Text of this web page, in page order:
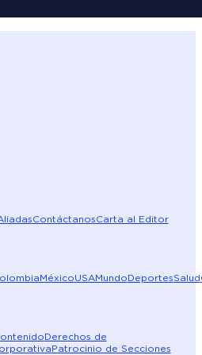
ContáctanosCarta al Editor
MéxicoUSAMundoDeportesSalud
Derechos de
Patrocinio de Secciones